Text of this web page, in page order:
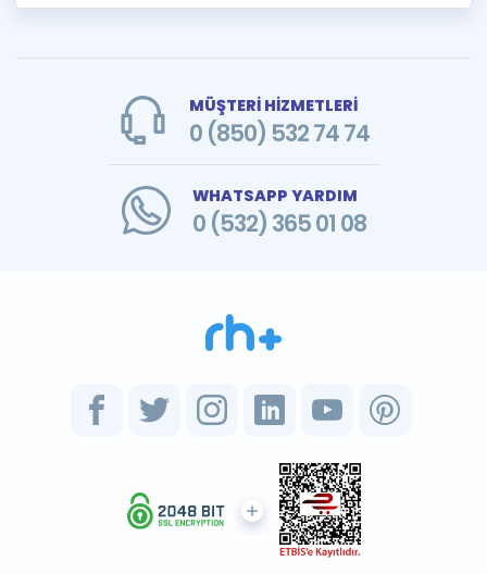
MÜŞTERİ HİZMETLERİ
0 (850) 532 74 74
WHATSAPP YARDIM
0 (532) 365 01 08